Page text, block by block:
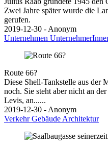
Zwei Jahre später wurde die
gerufen.
2019-12-30 - Anonym
Unternehmen
Route 66?
Diese Shell-Tankstelle aus der
noch. Sie steht aber nicht an
Levis, an......
2019-12-30 - Anonym
VerkehrGebäude Architektur